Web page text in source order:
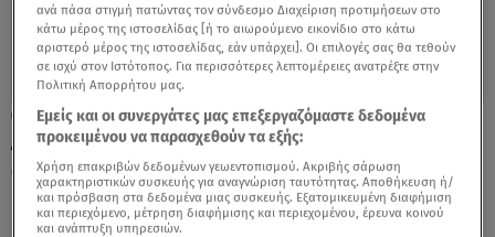
26.11.22, 09:00
Abarth 695 Tributo 131 και Breil: Η νέα
δημιουργία τους
ανά πάσα στιγμή πατώντας τον σύνδεσμο Διαχείριση προτιμήσεων στο
κάτω μέρος της ιστοσελίδας [ή το αιωρούμενο εικονίδιο στο κάτω
αριστερό μέρος της ιστοσελίδας, εάν υπάρχει]. Οι επιλογές σας θα τεθούν
σε ισχύ στον Ιστότοπος. Για περισσότερες λεπτομέρειες ανατρέξτε στην
Πολιτική Απορρήτου μας.
Εμείς και οι συνεργάτες μας επεξεργαζόμαστε δεδομένα
προκειμένου να παρασχεθούν τα εξής:
Χρήση επακριβών δεδομένων γεωεντοπισμού. Ακριβής σάρωση
χαρακτηριστικών συσκευής για αναγνώριση ταυτότητας. Αποθήκευση ή/
και πρόσβαση στα δεδομένα μιας συσκευής. Εξατομικευμένη διαφήμιση
και περιεχόμενο, μέτρηση διαφήμισης και περιεχομένου, έρευνα κοινού
και ανάπτυξη υπηρεσιών.